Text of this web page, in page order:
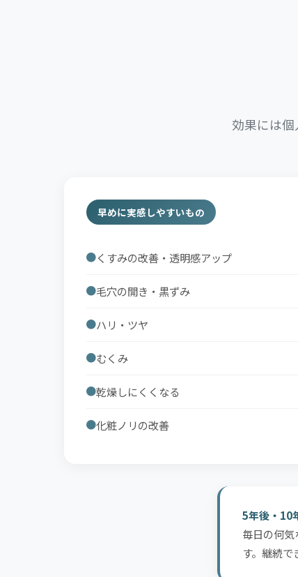
効果には個
早めに実感しやすいもの
くすみの改善・透明感アップ
毛穴の開き・黒ずみ
ハリ・ツヤ
むくみ
乾燥しにくくなる
化粧ノリの改善
5年後・10
毎日の何
す。継続で